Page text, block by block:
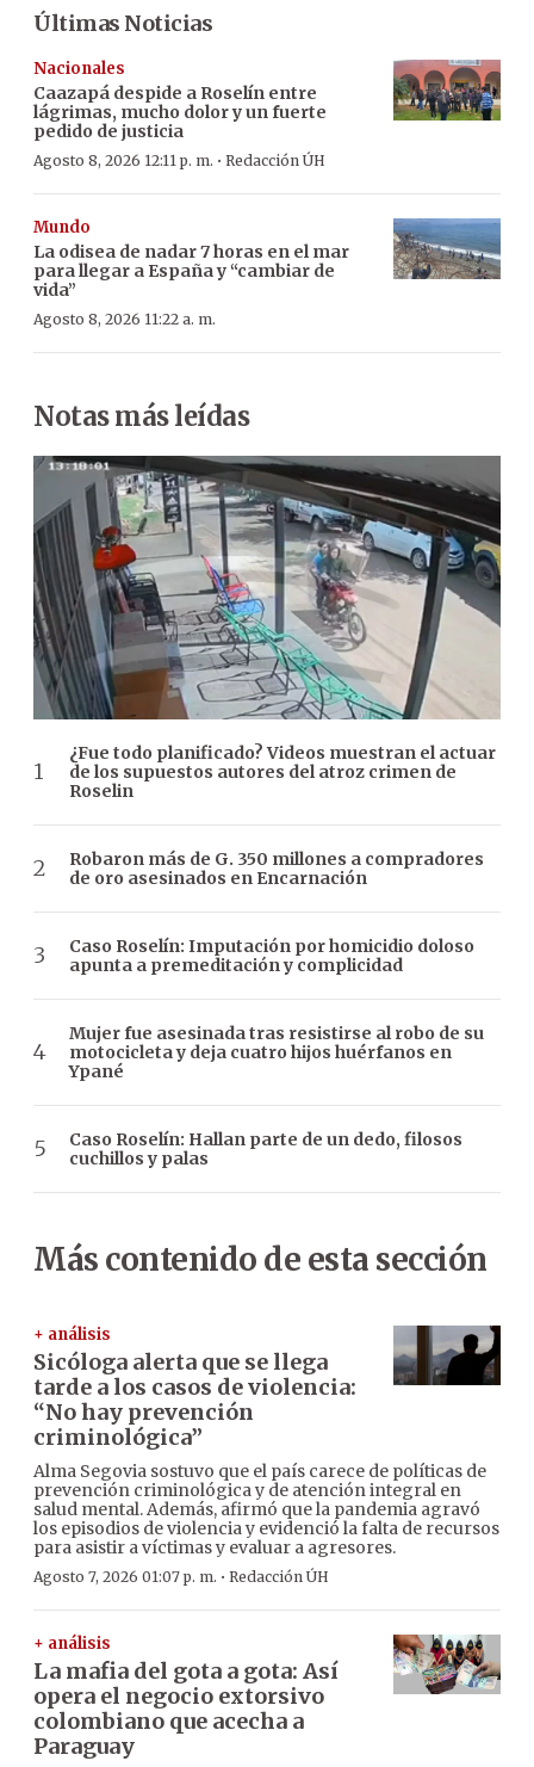
Últimas Noticias
Nacionales
Caazapá despide a Roselín entre
lágrimas, mucho dolor y un fuerte
pedido de justicia
Agosto 8, 2026 12:11 p. m. · Redacción ÚH
Mundo
La odisea de nadar 7 horas en el mar
para llegar a España y “cambiar de
vida”
Agosto 8, 2026 11:22 a. m.
Notas más leídas
¿Fue todo planificado? Videos muestran el actuar
de los supuestos autores del atroz crimen de
Roselin
Robaron más de G. 350 millones a compradores
de oro asesinados en Encarnación
Caso Roselín: Imputación por homicidio doloso
apunta a premeditación y complicidad
Mujer fue asesinada tras resistirse al robo de su
motocicleta y deja cuatro hijos huérfanos en
Ypané
Caso Roselín: Hallan parte de un dedo, filosos
cuchillos y palas
Más contenido de esta sección
+ análisis
Sicóloga alerta que se llega
tarde a los casos de violencia:
“No hay prevención
criminológica”
Alma Segovia sostuvo que el país carece de políticas de
prevención criminológica y de atención integral en
salud mental. Además, afirmó que la pandemia agravó
los episodios de violencia y evidenció la falta de recursos
para asistir a víctimas y evaluar a agresores.
Agosto 7, 2026 01:07 p. m. · Redacción ÚH
+ análisis
La mafia del gota a gota: Así
opera el negocio extorsivo
colombiano que acecha a
Paraguay